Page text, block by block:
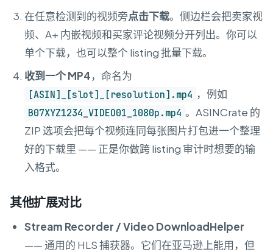
在任意检测到的视频旁点击下载。侧边栏会把卖家视
频、A+ 内嵌视频和买家评论视频分开列出。你可以
单个下载，也可以整个 listing 批量下载。
收到一个 MP4，命名为
[ASIN]_[slot]_[resolution].mp4 ，例如
B07XYZ1234_VIDEO01_1080p.mp4 。ASINCrate 的
ZIP 选项会把每个视频连同每张图片打包进一个整理
好的下载里 —— 正是你做跨 listing 审计时想要的输
入格式。
其他扩展对比
Stream Recorder / Video DownloadHelper
—— 通用的 HLS 捕获器。它们在亚马逊上能用，但